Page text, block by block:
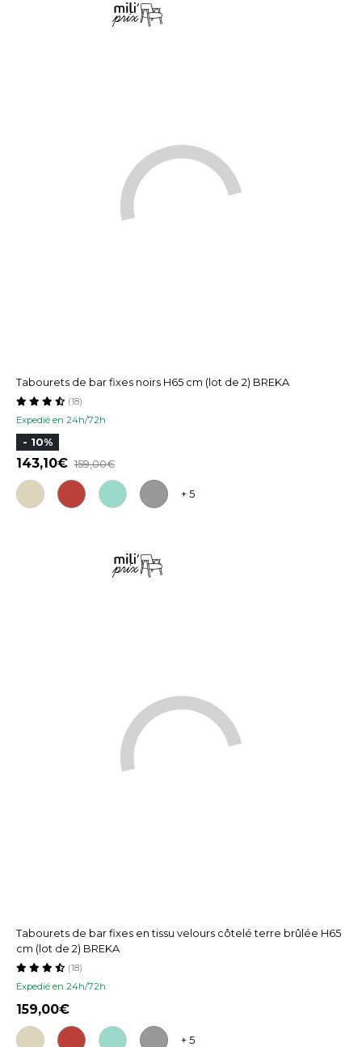
Tabourets de bar fixes noirs H65 cm (lot de 2) BREKA
Expedié en 24h/72h
(18)
- 10%
143,10 159,00
+ 5
Tabourets de bar fixes en tissu velours côtelé terre brûlée H65
cm (lot de 2) BREKA
Expedié en 24h/72h
(18)
159,00
+ 5